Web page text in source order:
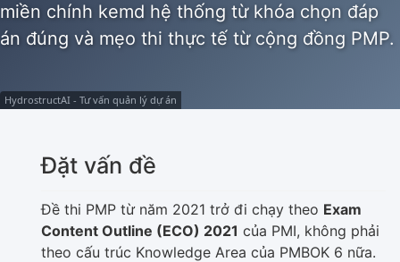
miền chính kemd hệ thống từ khóa chọn đáp
án đúng và mẹo thi thực tế từ cộng đồng PMP.
HydrostructAI - Tư vấn quản lý dự án
Đặt vấn đề
Đề thi PMP từ năm 2021 trở đi chạy theo Exam
Content Outline (ECO) 2021 của PMI, không phải
theo cấu trúc Knowledge Area của PMBOK 6 nữa.